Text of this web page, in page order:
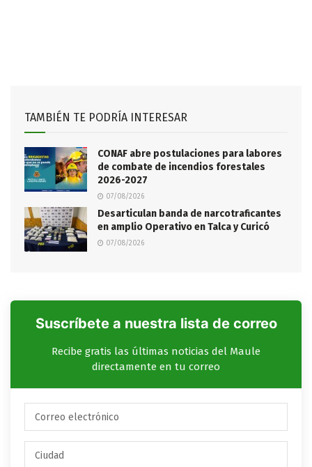
TAMBIÉN TE PODRÍA INTERESAR
CONAF abre postulaciones para labores
de combate de incendios forestales
2026-2027
07/08/2026
Desarticulan banda de narcotraficantes
en amplio Operativo en Talca y Curicó
07/08/2026
Suscríbete a nuestra lista de correo
Recibe gratis las últimas noticias del Maule
directamente en tu correo